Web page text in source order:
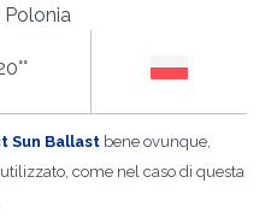
Sun Ballast bene ovunque,
come nel caso di questa